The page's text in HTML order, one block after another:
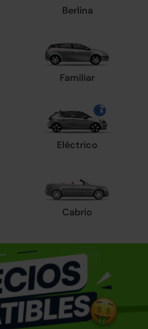
Berlina
Familiar
Eléctrico
Cabrio